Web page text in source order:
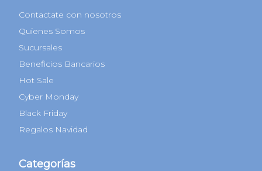
Contactate con nosotros
Quienes Somos
Sucursales
Beneficios Bancarios
Hot Sale
Cyber Monday
Black Friday
Regalos Navidad
Categorías